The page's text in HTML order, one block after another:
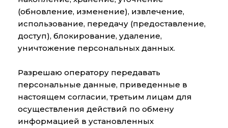
(обновление, изменение), извлечение,
использование, передачу (предоставление,
доступ), блокирование, удаление,
уничтожение персональных данных.
Разрешаю оператору передавать
персональные данные, приведенные в
настоящем согласии, третьим лицам для
осуществления действий по обмену
информацией в установленных